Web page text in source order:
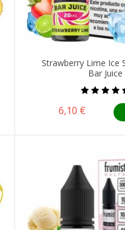
Strawberry Lime Ice
Bar Juice
Precio
6,10 €